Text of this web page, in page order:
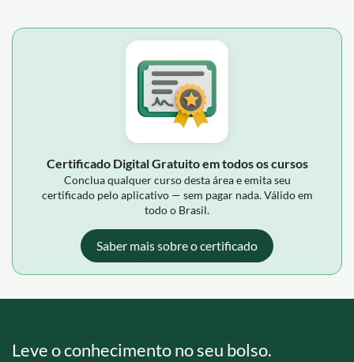
Certificado Digital Gratuito em todos os cursos
Conclua qualquer curso desta área e emita seu
certificado pelo aplicativo — sem pagar nada. Válido em
todo o Brasil.
Saber mais sobre o certificado
Leve o conhecimento no seu bolso.